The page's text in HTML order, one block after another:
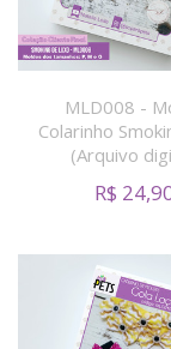
MLD008 -
Colarinho
(Arquivo
R$